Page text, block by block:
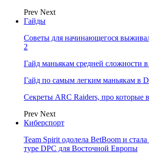
Prev Next
Гайды
Советы для начинающегося
2
Гайд маньякам средней сложности
Гайд по самым легким маньякам в
Секреты ARC Raiders, про которые
Prev Next
Киберспорт
Team Spirit одолела BetBoom и
туре DPC для Восточной Европы